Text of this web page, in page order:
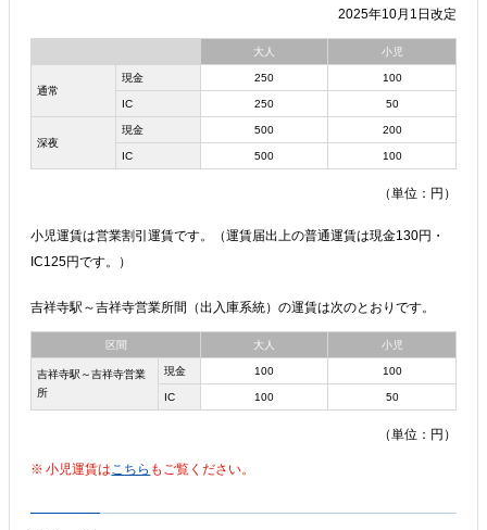
2025年10月1日改定
大人 小児
通常
現金 250 100
IC 250 50
深夜
現金 500 200
IC 500 100
（単位：円）
小児運賃は営業割引運賃です。（運賃届出上の普通運賃は現金130円・
IC125円です。）
吉祥寺駅～吉祥寺営業所間（出入庫系統）の運賃は次のとおりです。
区間 大人 小児
吉祥寺駅～吉祥寺営業
所
現金 100 100
IC 100 50
（単位：円）
小児運賃はこちら もご覧ください。